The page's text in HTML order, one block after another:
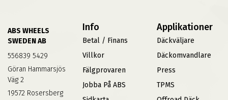
ABS WHEELS
SWEDEN AB
556839 5429
Göran Hammarsjös
Väg 2
19572 Rosersberg
Info
Betal / Finans
Villkor
Fälgprovaren
Jobba På ABS
Applikationer
Däckväljare
Däckomvandlare
Press
TPMS